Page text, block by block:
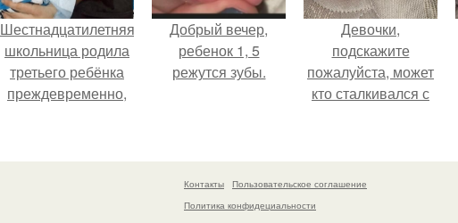
Шестнадцатилетняя
школьница родила
третьего ребёнка
преждевременно,
Добрый вечер,
ребенок 1, 5
режутся зубы.
Девочки,
подскажите
пожалуйста, может
кто сталкивался с
Контакты
Пользовательское соглашение
Политика конфидециальности